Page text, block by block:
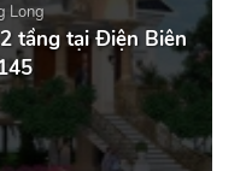
Long
tầng tại Điện Biên